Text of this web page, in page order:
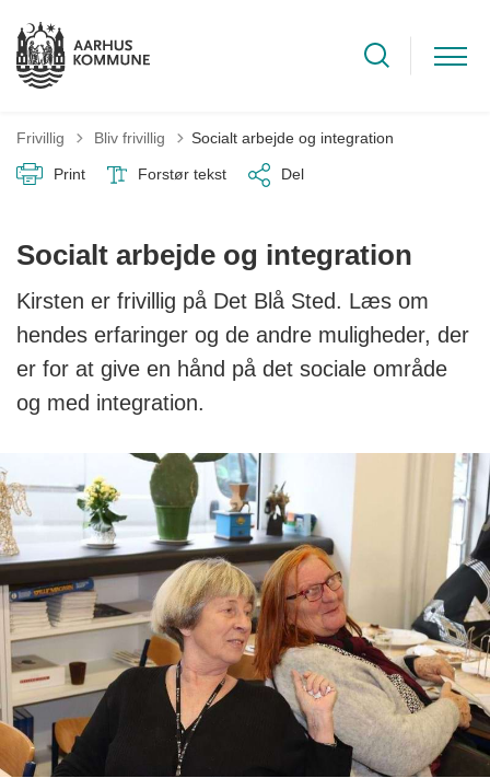
Frivillig Tilbage til
Bliv frivillig Socialt arbejde og integration
Print Forstør tekst Del
Socialt arbejde og integration
Kirsten er frivillig på Det Blå Sted. Læs om
hendes erfaringer og de andre muligheder, der
er for at give en hånd på det sociale område
og med integration.